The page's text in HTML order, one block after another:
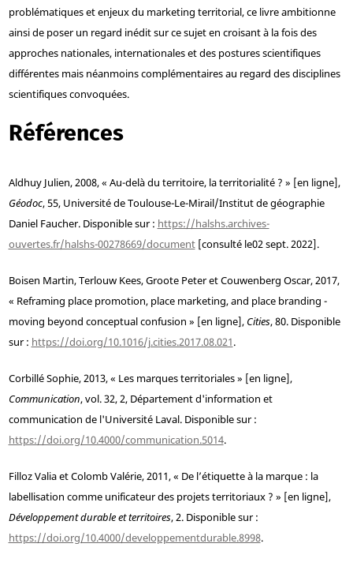
problématiques et enjeux du marketing territorial, ce livre ambitionne
ainsi de poser un regard inédit sur ce sujet en croisant à la fois des
approches nationales, internationales et des postures scientifiques
différentes mais néanmoins complémentaires au regard des disciplines
scientifiques convoquées.
Références
AldhuyJulien, 2008, « Au-delà du territoire, la territorialité ? » [en ligne],
Géodoc, 55, Université de Toulouse-Le-Mirail/Institut de géographie
Daniel Faucher. Disponible sur : https://halshs.archives-
ouvertes.fr/halshs-00278669/document[consulté le02 sept. 2022].
Boisen Martin,TerlouwKees,GrootePeter etCouwenberg Oscar, 2017,
« Reframing place promotion, place marketing, and place branding -
moving beyond conceptual confusion » [en ligne], Cities, 80. Disponible
sur : https://doi.org/10.1016/j.cities.2017.08.021.
CorbilléSophie, 2013, « Les marques territoriales » [en ligne],
Communication, vol. 32, 2, Département d'information et
communication de l'Université Laval. Disponible sur :
https://doi.org/10.4000/communication.5014.
FillozValia etColombValérie, 2011, « De l’étiquette à la marque : la
labellisation comme unificateur des projets territoriaux ? » [en ligne],
Développement durable et territoires, 2. Disponible sur :
https://doi.org/10.4000/developpementdurable.8998.